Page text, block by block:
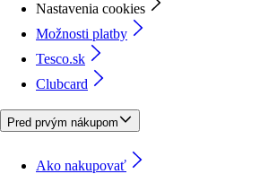
Nastavenia cookies
Možnosti platby
Tesco.sk
Clubcard
Pred prvým nákupom
Ako nakupovať